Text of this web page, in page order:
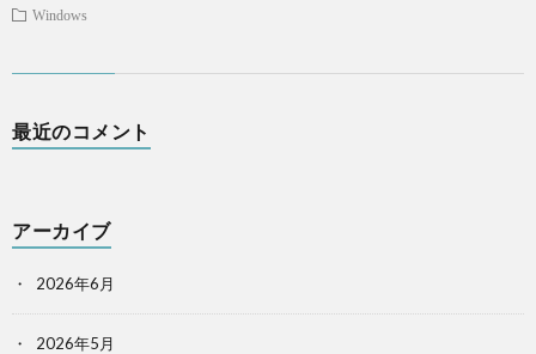
Windows
最近のコメント
アーカイブ
2026年6月
2026年5月